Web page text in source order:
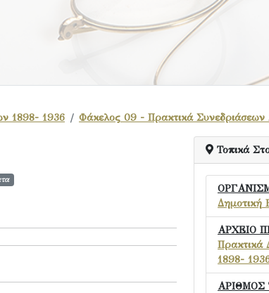
1898- 1936 Φάκελος 09 - Πρακτικά
Τοπικά
Δημοτική
ΑΡΧΕΙΟ
Πρακτικά
1898-
ΑΡΙΘΜΟΣ